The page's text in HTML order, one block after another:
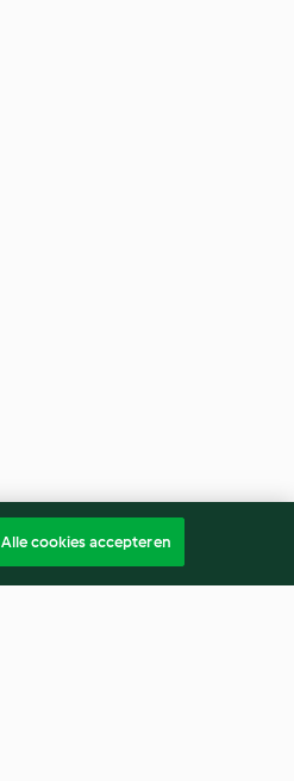
Alle cookies accepteren